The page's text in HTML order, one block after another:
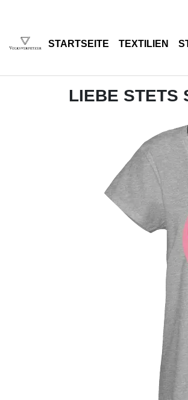
STARTSEITE TEXTILIEN
LIEBE STETS